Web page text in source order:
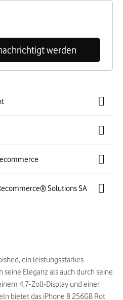
werden
Solutions SA
ein leistungsstarkes
Eleganz als auch durch seine
4,7-Zoll-Display und einer
bietet das iPhone 8 256GB Rot